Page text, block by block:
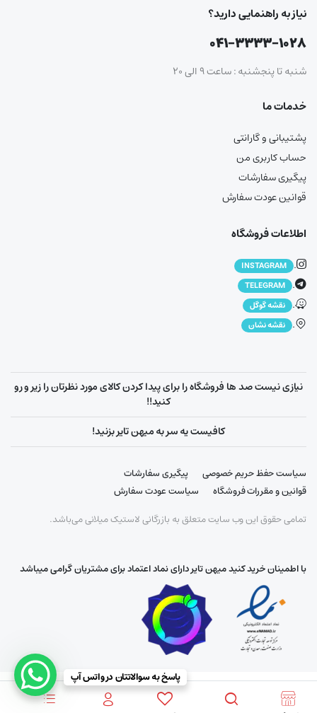
نیاز به راهنمایی دارید؟
۰۴۱-۳۳۳۳-۱۰۲۸
شنبه تا پنجشنبه : ساعت ۹ الی ۲۰
خدمات ما
پشتیبانی و گارانتی
حساب کاربری من
پیگیری سفارشات
قوانین عودت سفارش
اطلاعات فروشگاه
.
INSTAGRAM
.
TELEGRAM
. نقشه گوگل
. نقشه نشان
نیازی نیست صد ها فروشگاه را برای پیدا کردن کالای مورد نظرتان را زیر و رو
کنید!!
کافیست یه سر به میهن تایر بزنید!
سیاست حفظ حریم خصوصی
پیگیری سفارشات
قوانین و مقررات فروشگاه
سیاست عودت سفارش
تمامی حقوق این وب سایت متعلق به بازرگانی لاستیک میلانی می‌باشد.
با اطمینان خرید کنید میهن تایر دارای نماد اعتماد برای مشتریان گرامی میباشد
پاسخ به سوالاتتان در واتس آپ